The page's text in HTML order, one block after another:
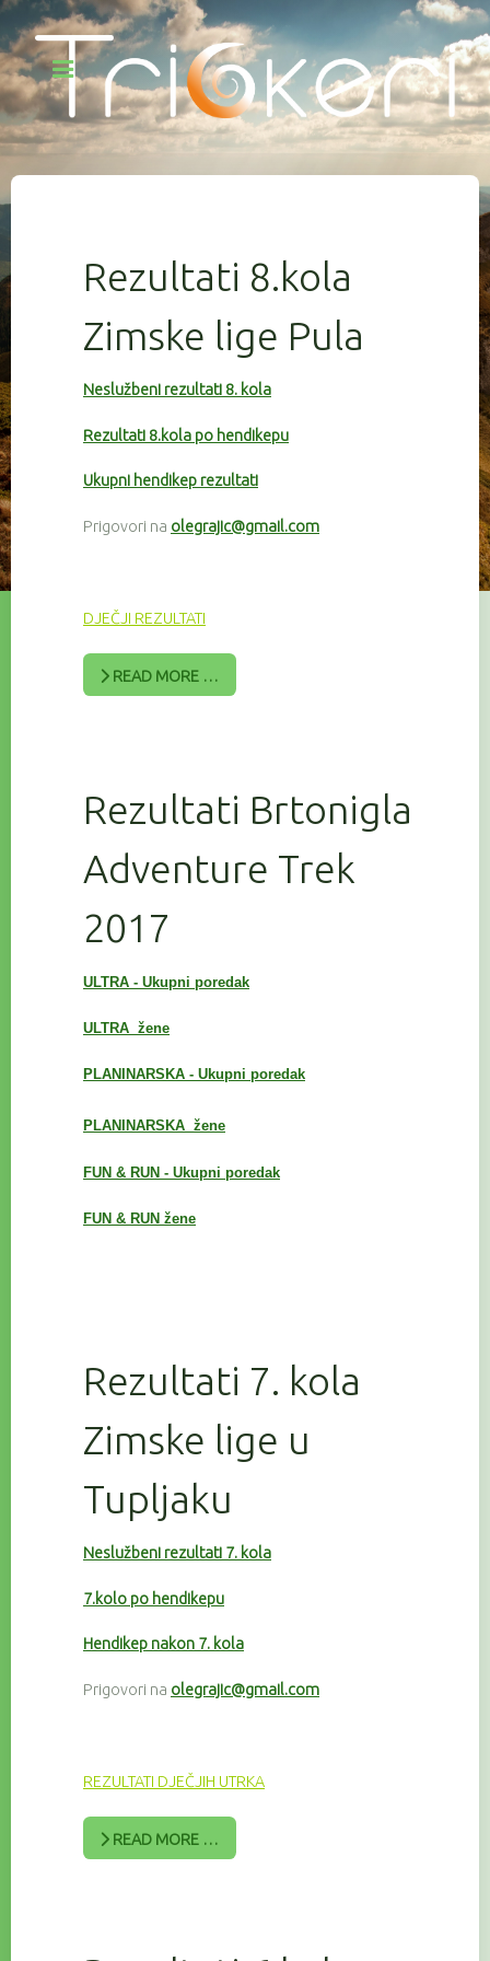
Rezultati 8.kola
Zimske lige Pula
Neslužbeni rezultati 8. kola
Rezultati 8.kola po hendikepu
Ukupni hendikep rezultati
Prigovori na olegrajic@gmail.com
DJEČJI REZULTATI
READ MORE …
Rezultati Brtonigla
Adventure Trek
2017
ULTRA - Ukupni poredak
ULTRA žene
PLANINARSKA - Ukupni poredak
PLANINARSKA žene
FUN & RUN - Ukupni poredak
FUN & RUN žene
Rezultati 7. kola
Zimske lige u
Tupljaku
Neslužbeni rezultati 7. kola
7.kolo po hendikepu
Hendikep nakon 7. kola
Prigovori na olegrajic@gmail.com
REZULTATI DJEČJIH UTRKA
READ MORE …